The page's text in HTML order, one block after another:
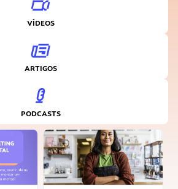
VÍDEOS
ARTIGOS
PODCASTS